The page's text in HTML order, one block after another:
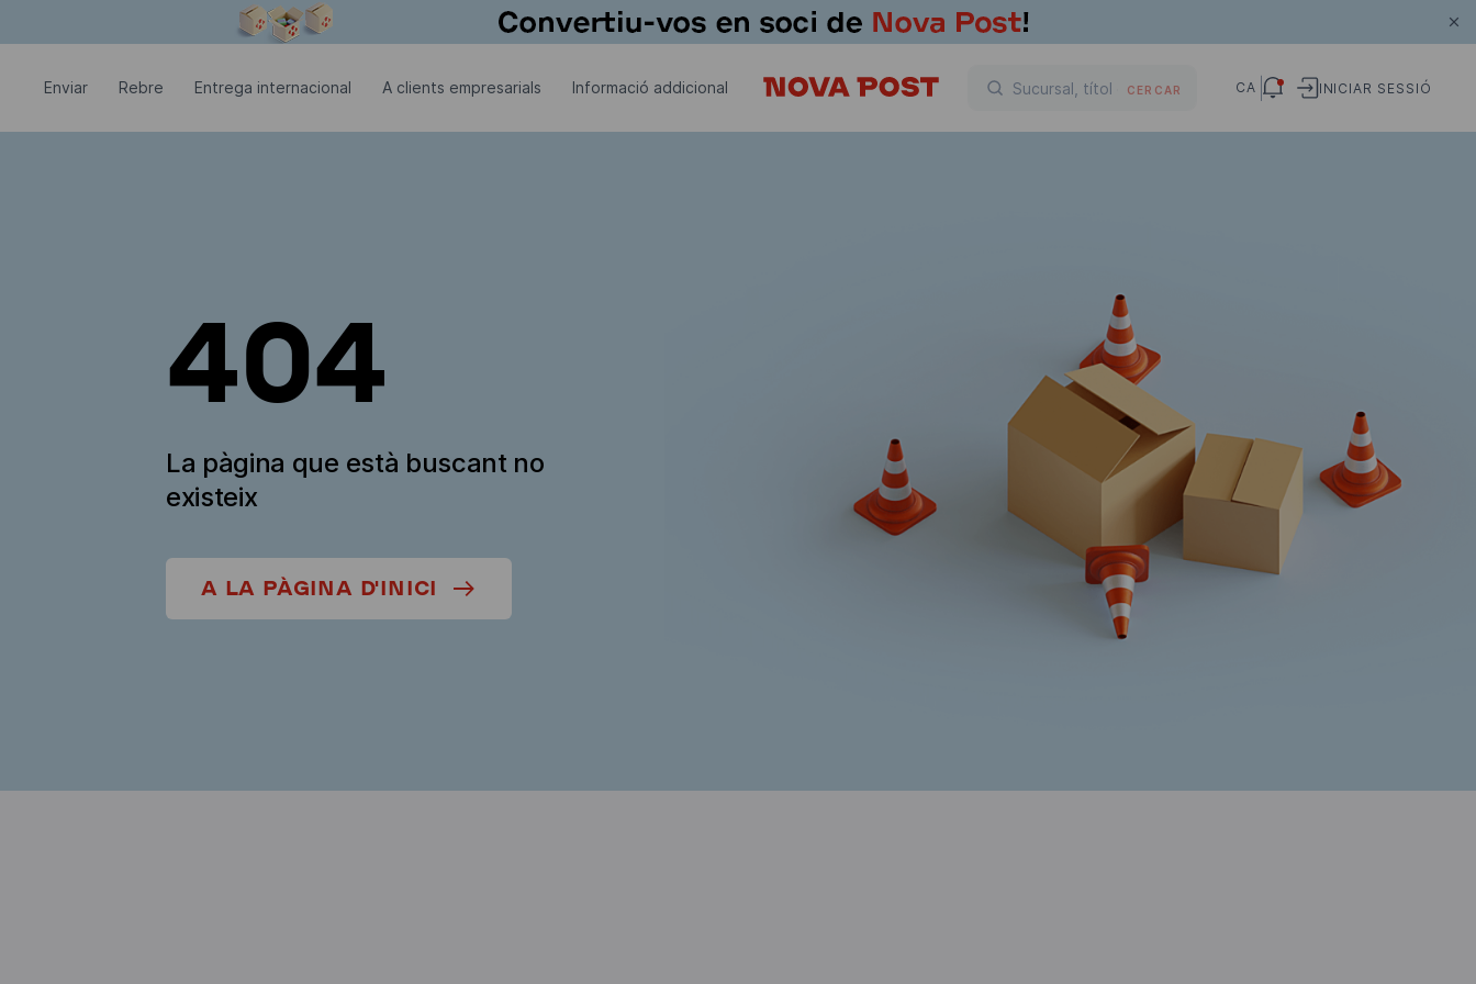
Enviar Rebre Entrega internacional A clients empresarials Informació addicional CERCAR CA INICIAR SESSIÓ
404
La pàgina que està buscant no
existeix
A LA PÀGINA D'INICI
La finestra modal està oberta